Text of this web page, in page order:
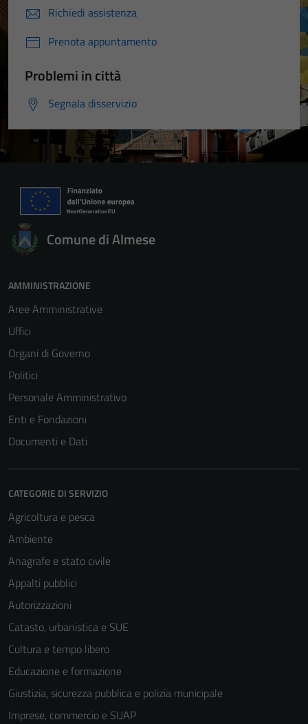
Richiedi assistenza
Prenota appuntamento
Problemi in città
Segnala disservizio
Comune di Almese
AMMINISTRAZIONE
Aree Amministrative
Uffici
Organi di Governo
Politici
Personale Amministrativo
Enti e Fondazioni
Documenti e Dati
CATEGORIE DI SERVIZIO
Agricoltura e pesca
Ambiente
Anagrafe e stato civile
Appalti pubblici
Autorizzazioni
Catasto, urbanistica e SUE
Cultura e tempo libero
Educazione e formazione
Giustizia, sicurezza pubblica e polizia municipale
Imprese, commercio e SUAP